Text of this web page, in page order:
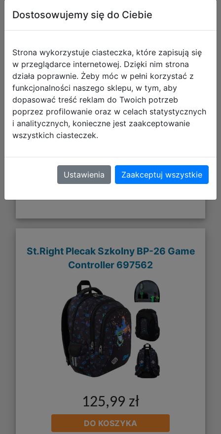
176,97 zł
DO KOSZYKA
Galeria zdjęć
St.Right Plecak Szkolny BP-26 Game
Controller 697562
125,99 zł
DO KOSZYKA
Dostosowujemy się do Ciebie
Strona wykorzystuje ciasteczka, które zapisują się
w przeglądarce internetowej. Dzięki nim strona
działa poprawnie. Żeby móc w pełni korzystać z
funkcjonalności naszego sklepu, w tym, aby
dopasować treść reklam do Twoich potrzeb
poprzez profilowanie oraz w celach statystycznych
i analitycznych, konieczne jest zaakceptowanie
wszystkich ciasteczek.
Ustawienia Zaakceptuj wszystkie